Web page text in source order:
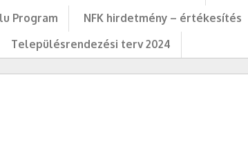
Program NFK hirdetmény – értékesítés
Településrendezési terv 2024